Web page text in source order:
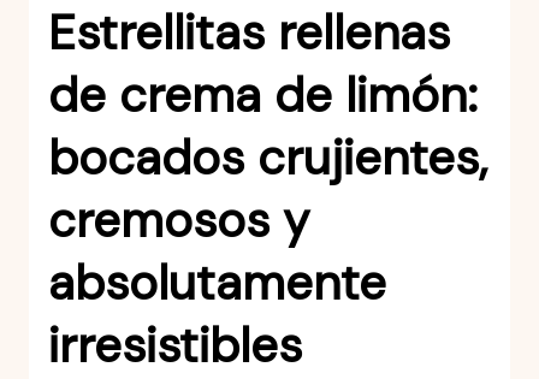
Estrellitas rellenas
de crema de limón:
bocados crujientes,
cremosos y
absolutamente
irresistibles